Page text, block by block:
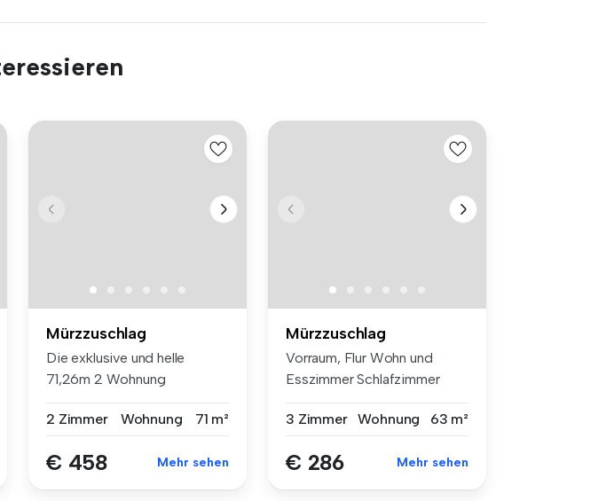
Mürzzuschlag
Die exklusive und helle
71,26m 2 Wohnung
2 Zimmer
Wohnung 71 m²
€ 458 Mehr sehen
Mürzzuschlag
Vorraum, Flur Wohn und
Esszimmer Schlafzimmer
3 Zimmer
Wohnung 63 m²
€ 286 Mehr sehen